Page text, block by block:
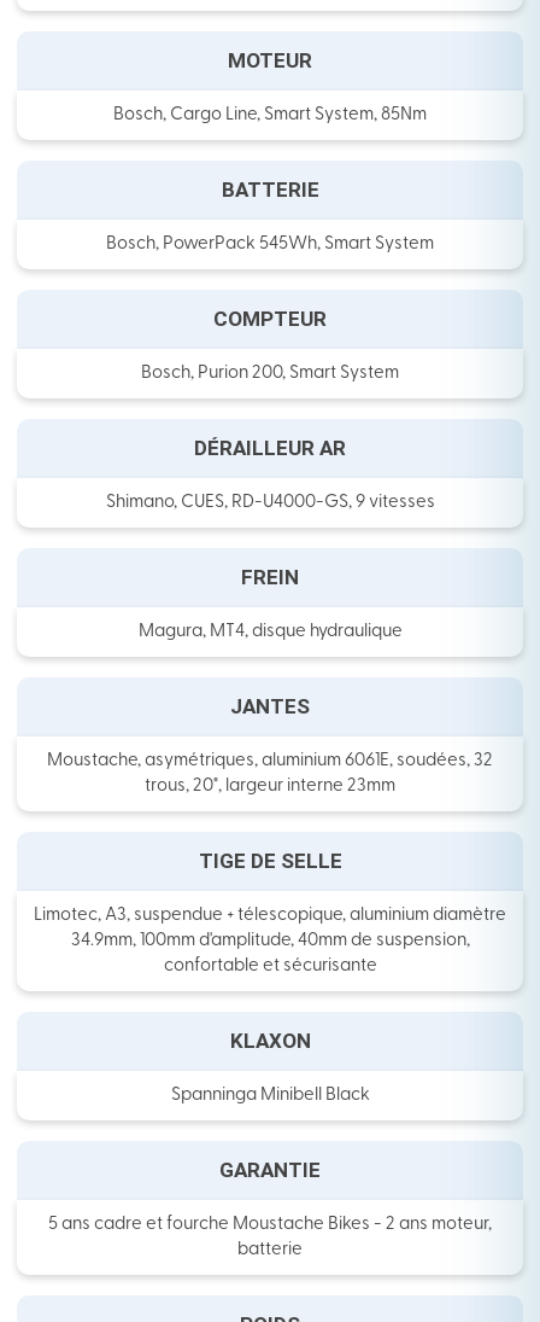
MOTEUR
Bosch, Cargo Line, Smart System, 85Nm
BATTERIE
Bosch, PowerPack 545Wh, Smart System
COMPTEUR
Bosch, Purion 200, Smart System
DÉRAILLEUR AR
Shimano, CUES, RD-U4000-GS, 9 vitesses
FREIN
Magura, MT4, disque hydraulique
JANTES
Moustache, asymétriques, aluminium 6061E, soudées, 32
trous, 20", largeur interne 23mm
TIGE DE SELLE
Limotec, A3, suspendue + télescopique, aluminium diamètre
34.9mm, 100mm d'amplitude, 40mm de suspension,
confortable et sécurisante
KLAXON
Spanninga Minibell Black
GARANTIE
5 ans cadre et fourche Moustache Bikes - 2 ans moteur,
batterie